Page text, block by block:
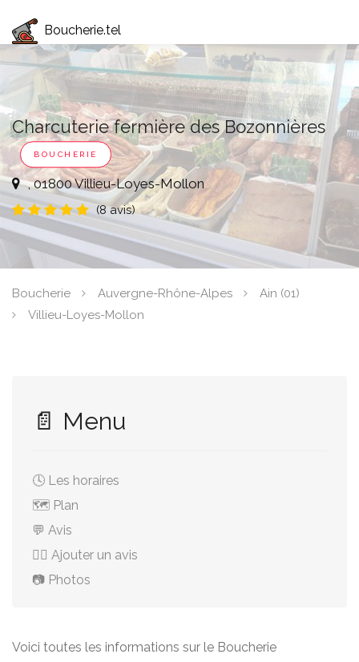
Boucherie.tel
Charcuterie fermière des Bozonnières
BOUCHERIE
, 01800 Villieu-Loyes-Mollon
(8 avis)
Boucherie Auvergne-Rhône-Alpes
Ain (01)
Villieu-Loyes-Mollon
📄 Menu
🕓 Les horaires
🗺️ Plan
💬 Avis
✍🏻 Ajouter un avis
📷 Photos
Voici toutes les informations sur le Boucherie